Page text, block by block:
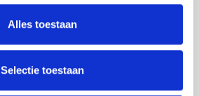
Alles toestaan
Selectie toestaan
Indonesische Roepia